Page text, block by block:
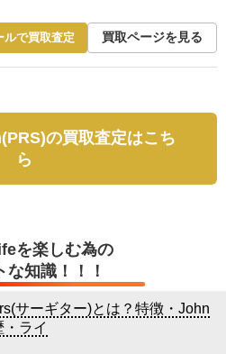
ルで買取査定 買取ページを見る
の買取査定はこち
ら
を楽しむ為の
な知識！！！
サーギター)とは？特徴・John
ライ